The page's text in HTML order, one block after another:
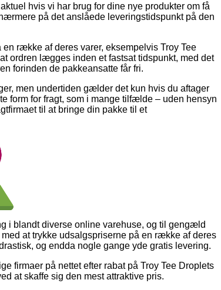
hvis vi har brug for dine nye produkter om få
på det anslåede leveringstidspunkt på den
række af deres varer, eksempelvis Troy Tee
ordren lægges inden et fastsat tidspunkt, med det
forinden de pakkeansatte får fri.
men undertiden gælder det kun hvis du aftager
form for fragt, som i mange tilfælde – uden hensyn
til at bringe din pakke til et
i blandt diverse online varehuse, og til gengæld
at trykke udsalgspriserne på en række af deres
og endda nogle gange yde gratis levering.
firmaer på nettet efter rabat på Troy Tee Droplets
at skaffe sig den mest attraktive pris.